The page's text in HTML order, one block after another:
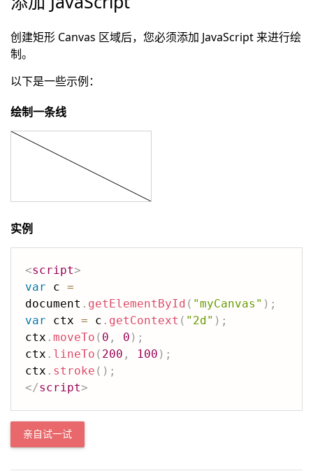
创建矩形 Canvas 区域后，您必须添加 JavaScript 来进行绘
制。
以下是一些示例：
绘制一条线
实例
<script>
var c =
document . getElementById ( "myCanvas" ) ;
var ctx = c . getContext ( "2d" ) ;
ctx . moveTo ( 0 , 0 ) ;
ctx . lineTo ( 200 , 100 ) ;
ctx . stroke ( ) ;
</script>
亲自试一试